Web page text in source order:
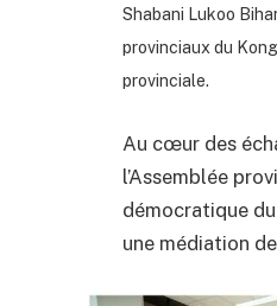
Shabani Lukoo
provinciaux du
provinciale.
Au cœur des
l’Assemblée
démocratique
une médiation